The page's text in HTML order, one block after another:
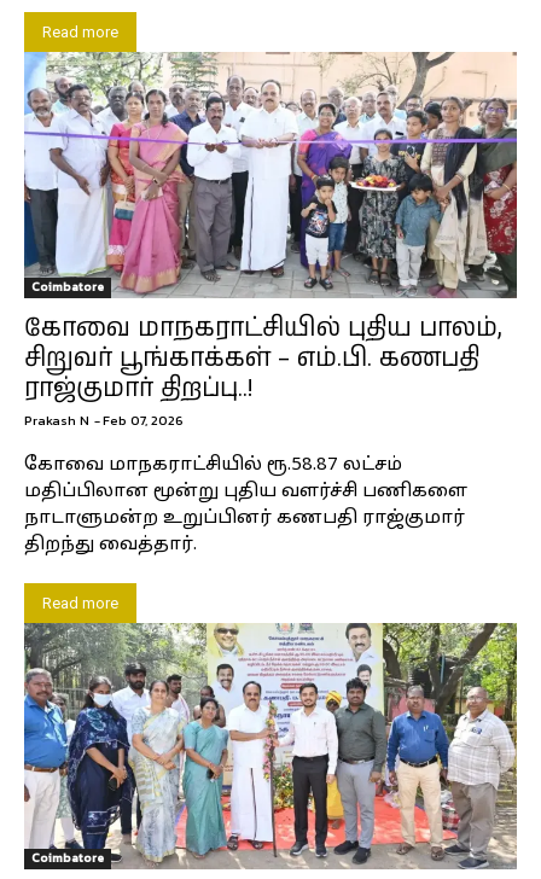
Read more
Coimbatore
கோவை மாநகராட்சியில் புதிய பாலம்,
சிறுவர் பூங்காக்கள் – எம்.பி. கணபதி
ராஜ்குமார் திறப்பு..!
Prakash N -Feb 07, 2026
கோவை மாநகராட்சியில் ரூ.58.87 லட்சம்
மதிப்பிலான மூன்று புதிய வளர்ச்சி பணிகளை
நாடாளுமன்ற உறுப்பினர் கணபதி ராஜ்குமார்
திறந்து வைத்தார்.
Read more
Coimbatore